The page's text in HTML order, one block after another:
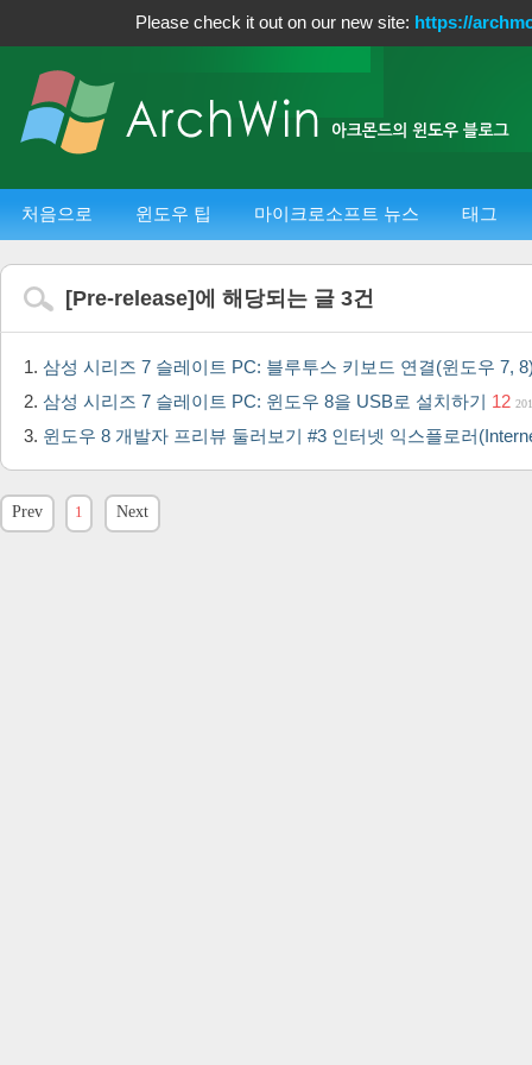
Please check it out on our new site: https://
처음으로 윈도우 팁 마이크로소프트 뉴스 태그
[Pre-release]에 해당되는 글 3건
삼성 시리즈 7 슬레이트 PC: 블루투스 키보드 연결(윈도우 7,
삼성 시리즈 7 슬레이트 PC: 윈도우 8을 USB로 설치하기 12
윈도우 8 개발자 프리뷰 둘러보기 #3 인터넷 익스플로러
Prev 1 Next